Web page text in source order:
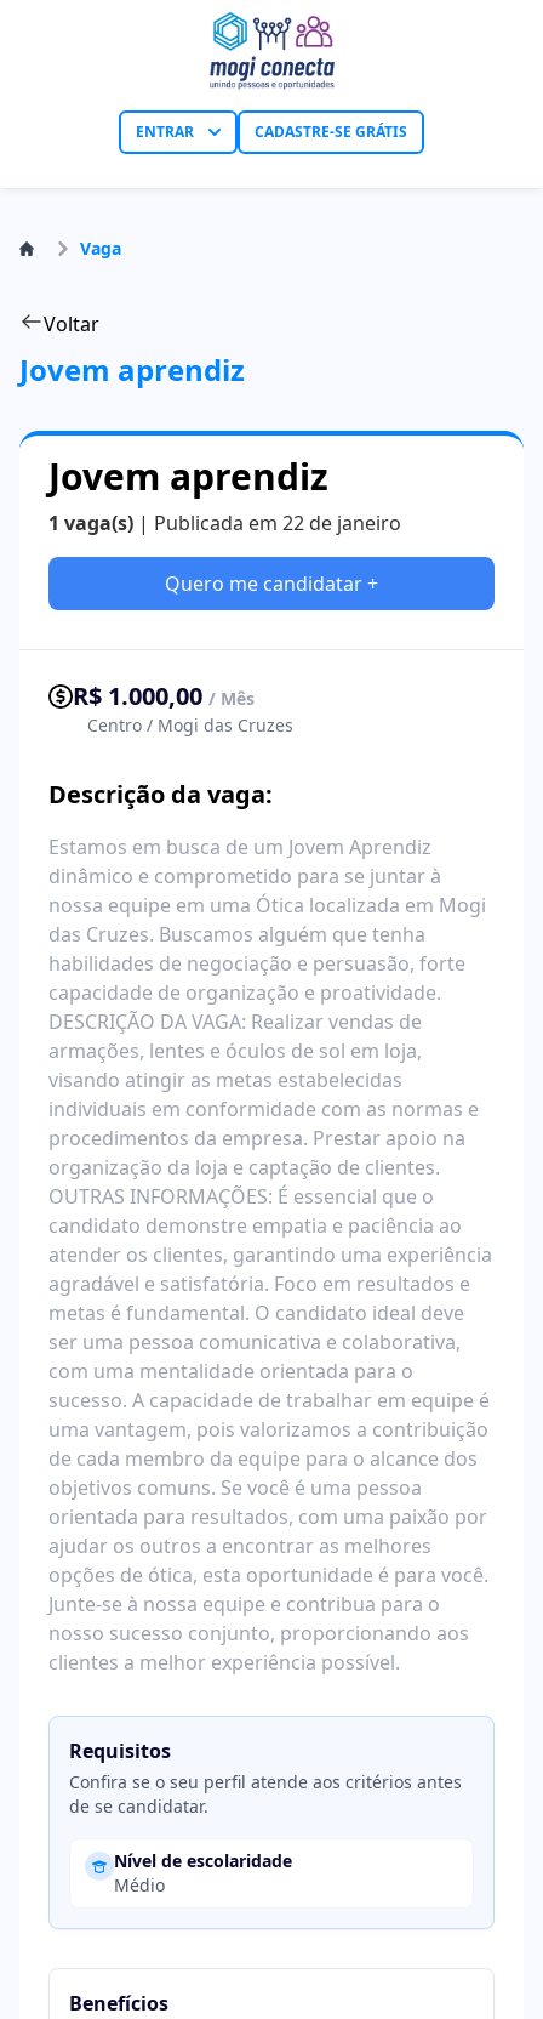
ENTRAR CADASTRE-SE GRÁTIS
Vaga
Voltar
Jovem aprendiz
Jovem aprendiz
1 vaga(s) | Publicada em 22 de janeiro
Quero me candidatar +
R$ 1.000,00 / Mês
Centro / Mogi das Cruzes
Descrição da vaga:
Estamos em busca de um Jovem Aprendiz
dinâmico e comprometido para se juntar à
nossa equipe em uma Ótica localizada em Mogi
das Cruzes. Buscamos alguém que tenha
habilidades de negociação e persuasão, forte
capacidade de organização e proatividade.
DESCRIÇÃO DA VAGA: Realizar vendas de
armações, lentes e óculos de sol em loja,
visando atingir as metas estabelecidas
individuais em conformidade com as normas e
procedimentos da empresa. Prestar apoio na
organização da loja e captação de clientes.
OUTRAS INFORMAÇÕES: É essencial que o
candidato demonstre empatia e paciência ao
atender os clientes, garantindo uma experiência
agradável e satisfatória. Foco em resultados e
metas é fundamental. O candidato ideal deve
ser uma pessoa comunicativa e colaborativa,
com uma mentalidade orientada para o
sucesso. A capacidade de trabalhar em equipe é
uma vantagem, pois valorizamos a contribuição
de cada membro da equipe para o alcance dos
objetivos comuns. Se você é uma pessoa
orientada para resultados, com uma paixão por
ajudar os outros a encontrar as melhores
opções de ótica, esta oportunidade é para você.
Junte-se à nossa equipe e contribua para o
nosso sucesso conjunto, proporcionando aos
clientes a melhor experiência possível.
Requisitos
Confira se o seu perfil atende aos critérios antes
de se candidatar.
Nível de escolaridade
Médio
Benefícios